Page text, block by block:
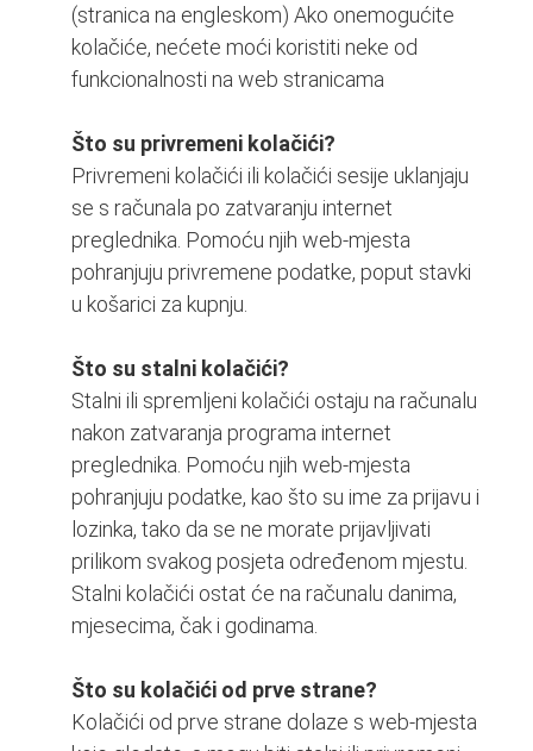
(stranica na engleskom) Ako onemogućite
kolačiće, nećete moći koristiti neke od
funkcionalnosti na web stranicama
Što su privremeni kolačići?
Privremeni kolačići ili kolačići sesije uklanjaju
se s računala po zatvaranju internet
preglednika. Pomoću njih web-mjesta
pohranjuju privremene podatke, poput stavki
u košarici za kupnju.
Što su stalni kolačići?
Stalni ili spremljeni kolačići ostaju na računalu
nakon zatvaranja programa internet
preglednika. Pomoću njih web-mjesta
pohranjuju podatke, kao što su ime za prijavu i
lozinka, tako da se ne morate prijavljivati
prilikom svakog posjeta određenom mjestu.
Stalni kolačići ostat će na računalu danima,
mjesecima, čak i godinama.
Što su kolačići od prve strane?
Kolačići od prve strane dolaze s web-mjesta